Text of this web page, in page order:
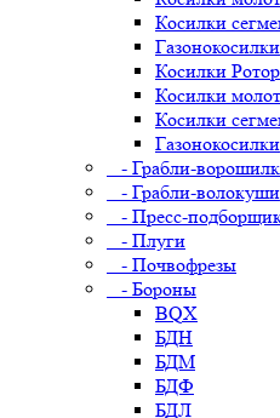
Косилки
Газонокосилки
Косилки
Косилки
Косилки
Газонокосилки
- Грабли-
- Грабли-волокуши
- Пресс-
- Плуги
- Почвофрезы
- Бороны
BQX
БДН
БДМ
БДФ
БДЛ